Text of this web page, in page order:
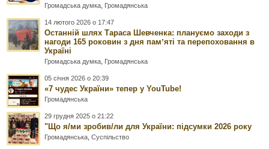
Громадська думка Громадянська
14 лютого 2026 о 17:47
Останній шлях Тараса Шевченка: плануємо заходи з
нагоди 165 роковин з дня памʼяті та перепоховання в
Україні
Громадська думка Громадянська
05 січня 2026 о 20:39
«7 чудес України» тепер у YouTube!
Громадянська
29 грудня 2025 о 21:22
"Що я/ми зробив/ли для України: підсумки 2026 року
Громадянська ,Суспільство